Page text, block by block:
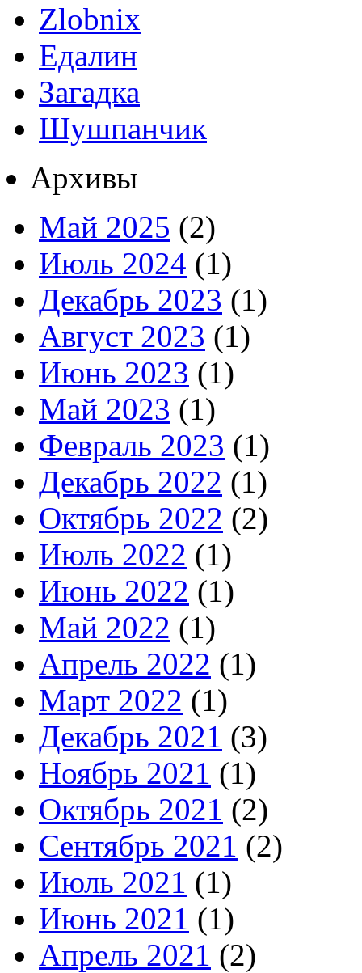
Zlobnix
Едалин
Загадка
Шушпанчик
Архивы
Май 2025 (2)
Июль 2024 (1)
Декабрь 2023 (1)
Август 2023 (1)
Июнь 2023 (1)
Май 2023 (1)
Февраль 2023 (1)
Декабрь 2022 (1)
Октябрь 2022 (2)
Июль 2022 (1)
Июнь 2022 (1)
Май 2022 (1)
Апрель 2022 (1)
Март 2022 (1)
Декабрь 2021 (3)
Ноябрь 2021 (1)
Октябрь 2021 (2)
Сентябрь 2021 (2)
Июль 2021 (1)
Июнь 2021 (1)
Апрель 2021 (2)